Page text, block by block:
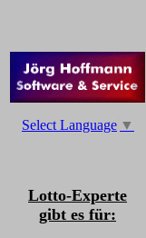
Select Language ▼
Lotto-Experte
gibt es für: